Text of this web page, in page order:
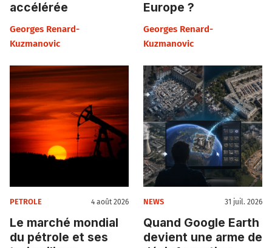
accélérée
Georges Renard-
Kuzmanovic
Europe ?
Georges Renard-
Kuzmanovic
PETROLE 4 août 2026
Le marché mondial
du pétrole et ses
NEWS 31 juil. 2026
Quand Google Earth
devient une arme de